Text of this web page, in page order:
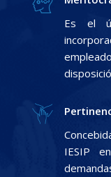
Es el
IESIP